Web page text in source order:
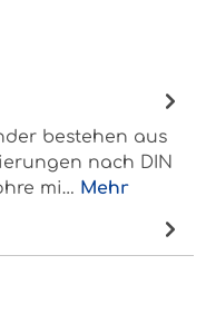
bestehen aus
nach DIN
mi… Mehr